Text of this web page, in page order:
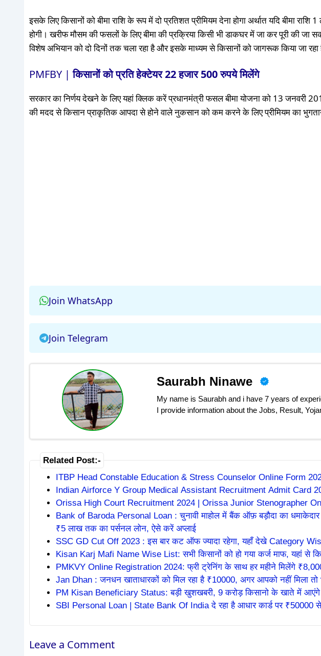
इसके लिए किसानों को बीमा राशि के रूप में दो प्रतिशत प्रीमियम देना होगा अर्थात यदि बीमा
होगी। खरीफ मौसम की फसलों के लिए बीमा की प्रक्रिया किसी भी डाकघर में जा कर पूरी की
विशेष अभियान को दो दिनों तक चला रहा है और इसके माध्यम से किसानों को जागरूक किया जा रहा
PMFBY |किसानों को प्रति हेक्टेयर 22 हजार 500 रुपये मिलेंगे
सरकार का निर्णय देखने के लिए यहां क्लिक करें प्रधानमंत्री फसल बीमा योजना को 13 जनवरी
की मदद से किसान प्राकृतिक आपदा से होने वाले नुकसान को कम करने के लिए प्रीमियम का
Join WhatsApp
Join Telegram
Saurabh Ninawe
My name is Saurabh and i have 7 years of
I provide information about the Jobs, Result,
Related Post:-
ITBP Head Constable Education & Stress Counselor Online Form
Indian Airforce Y Group Medical Assistant Recruitment Admit Card
Orissa High Court Recruitment 2024 | Orissa Junior Stenographer
Bank of Baroda Personal Loan : चुनावी माहोल में बैंक ऑफ़ बड़ौदा का
₹5 लाख तक का पर्सनल लोन, ऐसे करें अप्लाई
SSC GD Cut Off 2023 : इस बार कट ऑफ ज्यादा रहेगा, यहाँ देखे Category
Kisan Karj Mafi Name Wise List: सभी किसानों को हो गया कर्ज माफ, यहां से
PMKVY Online Registration 2024: फ्री ट्रेनिंग के साथ हर महीने मिलेंगे
Jan Dhan : जनधन खाताधारकों को मिल रहा है ₹10000, अगर आपको नहीं मिला तो
PM Kisan Beneficiary Status: बड़ी खुशखबरी, 9 करोड़ किसानो के खाते में
SBI Personal Loan | State Bank Of India दे रहा है आधार कार्ड पर
Leave a Comment